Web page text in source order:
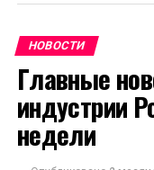
НОВОСТИ
Главные
индустрии
недели